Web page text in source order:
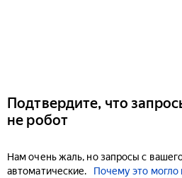
Подтвердите, что
не робот
Нам очень жаль, но запросы с
автоматические.
Почему это могло